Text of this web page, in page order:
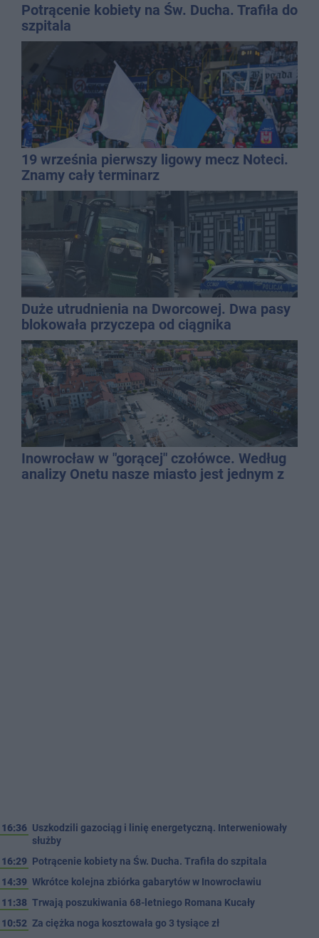
Potrącenie kobiety na Św. Ducha. Trafiła do
szpitala
19 września pierwszy ligowy mecz Noteci.
Znamy cały terminarz
Duże utrudnienia na Dworcowej. Dwa pasy
blokowała przyczepa od ciągnika
Inowrocław w "gorącej" czołówce. Według
analizy Onetu nasze miasto jest jednym z
16:36 Uszkodzili gazociąg i linię energetyczną. Interweniowały
służby
16:29 Potrącenie kobiety na Św. Ducha. Trafiła do szpitala
14:39 Wkrótce kolejna zbiórka gabarytów w Inowrocławiu
11:38 Trwają poszukiwania 68-letniego Romana Kucały
10:52 Za ciężka noga kosztowała go 3 tysiące zł